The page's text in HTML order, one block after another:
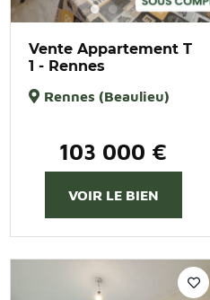
Vente Appartement T
1 - Rennes
Rennes (Beaulieu)
103 000 €
VOIR LE BIEN